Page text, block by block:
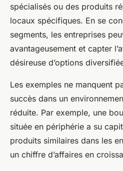
spécialisés ou des produits
locaux spécifiques. En se
segments, les entreprises
avantageusement et capter
désireuse d’options
Les exemples ne manquent
succès dans un
réduite. Par exemple, une
située en périphérie a su
produits similaires dans les
un chiffre d’affaires en